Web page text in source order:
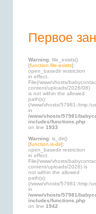
Первое
Warning: file_exists()
[function.file-exists]:
open_basedir restriction
in effect.
File(/www/vhosts/
content/uploads/2026/08)
is not within the allowed
path(s):
(/www/vhosts/57981:/tmp:/
in
/www/vhosts/57981/
includes/functions.php
on line 1933
Warning: is_dir()
[function.is-dir]:
open_basedir restriction
in effect.
File(/www/vhosts/
content/uploads/2026) is
not within the allowed
path(s):
(/www/vhosts/57981:/tmp:/
in
/www/vhosts/57981/
includes/functions.php
on line 1942